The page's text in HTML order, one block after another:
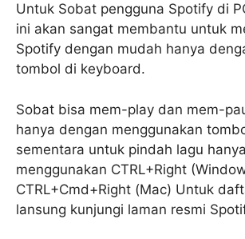
Untuk Sobat pengguna Spotify di
ini akan sangat membantu untuk
Spotify dengan mudah hanya
tombol di keyboard.
Sobat bisa mem-play dan mem-
hanya dengan menggunakan
sementara untuk pindah lagu
menggunakan CTRL+Right
CTRL+Cmd+Right (Mac) Untuk
lansung kunjungi laman resmi